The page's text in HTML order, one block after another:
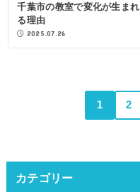
千葉市の教室で変化が生まれ
る理由
2025.07.26
1 2
カテゴリー